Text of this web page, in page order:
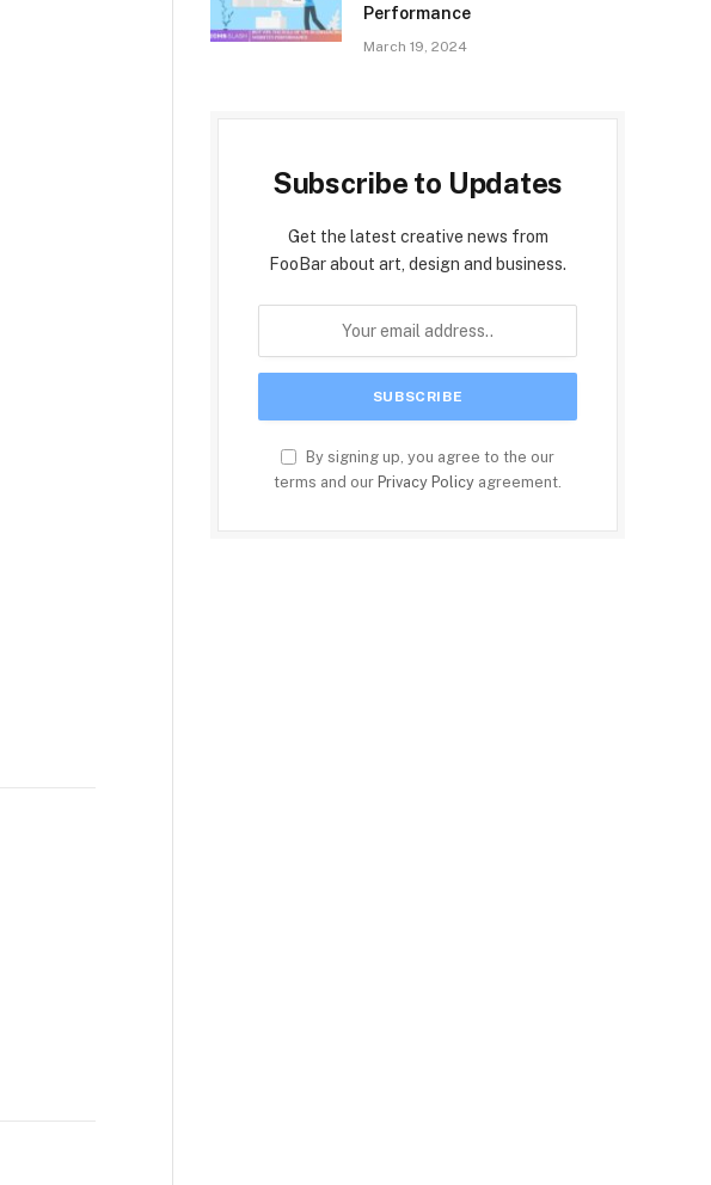
Performance
March 19, 2024
Subscribe to Updates
Get the latest creative news from
FooBar about art, design and business.
By signing up, you agree to the our
terms and our Privacy Policy agreement.